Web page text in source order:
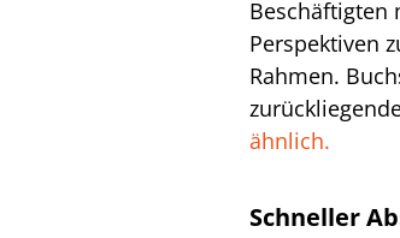
Beschäftigten
Perspektiven
Rahmen.
ähnlich.
Schneller